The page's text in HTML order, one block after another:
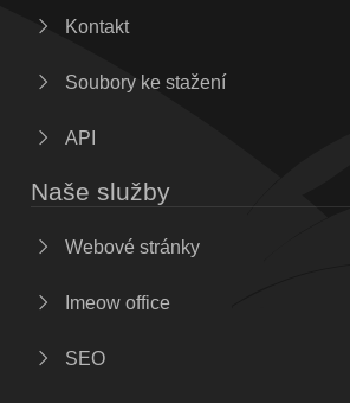
Kontakt
Soubory ke stažení
API
Naše služby
Webové stránky
Imeow office
SEO